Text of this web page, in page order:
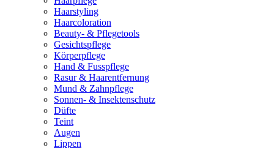
Haarstyling
Haarcoloration
Beauty- & Pflegetools
Gesichtspflege
Körperpflege
Hand & Fusspflege
Rasur & Haarentfernung
Mund & Zahnpflege
Sonnen- & Insektenschutz
Düfte
Teint
Augen
Lippen